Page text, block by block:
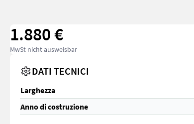
1.880 €
MwSt nicht ausweisbar
DATI TECNICI
Larghezza
Anno di costruzione